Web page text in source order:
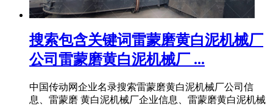
搜索包含关键词雷蒙磨黄白泥机械厂
公司雷蒙磨黄白泥机械厂 ...
中国传动网企业名录搜索雷蒙磨黄白泥机械厂公司信
息、雷蒙磨 黄白泥机械厂企业信息、雷蒙磨黄白泥机械